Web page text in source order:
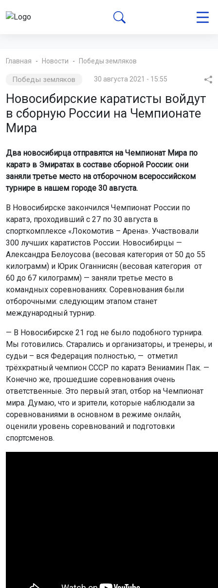
Главная Новости Победы земляков
Победы земляков 30 августа 2021 - 15:55
Новосибирские каратисты войдут
в сборную России на Чемпионате
Мира
Два новосибирца отправятся на Чемпионат Мира по
каратэ в Эмиратах в составе сборной России: они
заняли третье место на отборочном всероссийском
турнире в нашем городе 30 августа.
В Новосибирске закончился Чемпионат России по
каратэ, проходивший с 27 по 30 августа в
спорткомплексе «Локомотив – Арена». Участвовали
300 лучших каратистов России. Новосибирцы —
Александра Белоусова (весовая категория от 50 до 55
килограмм) и Юрик Оганнисян (весовая категория от
60 до 67 килограмм) — заняли третье место в
командных соревнованиях. Соревнования были
отборочными: следующим этапом станет
международный турнир.
— В Новосибирске 21 год не было подобного турнира.
Мы готовились. Старались и организаторы, и тренеры, и
судьи – вся Федерация полностью, — отметил
трёхкратный чемпион СССР по каратэ Вениамин Пак. —
Конечно же, прошедшие соревнования очень
ответственные. Это первый этап, отбор на Чемпионат
мира. Думаю, что и зрители, которые наблюдали за
соревнованиями в основном в режиме онлайн,
оценили уровень соревнований и подготовки
спортсменов.